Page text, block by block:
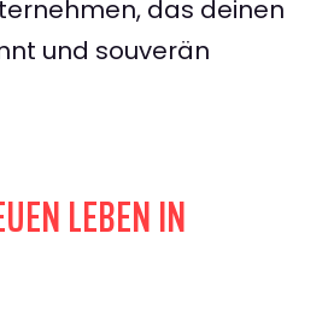
das deinen
und souverän
LEBEN IN